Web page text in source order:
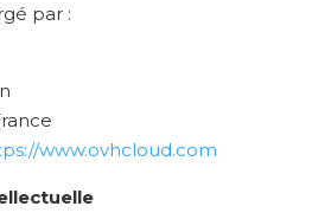
par :
www.ovhcloud.com